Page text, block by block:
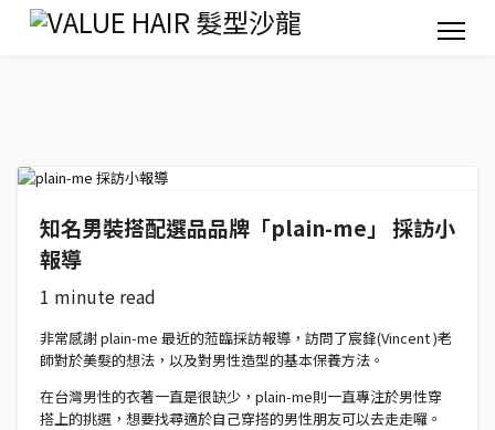
知名男裝搭配選品品牌「plain-me」 採訪小
報導
1 minute read
非常感謝 plain-me 最近的蒞臨採訪報導，訪問了宸鋒(Vincent )老
師對於美髮的想法，以及對男性造型的基本保養方法。
在台灣男性的衣著一直是很缺少，plain-me則一直專注於男性穿
搭上的挑選，想要找尋適於自己穿搭的男性朋友可以去走走囉。